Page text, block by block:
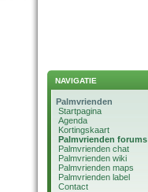
NAVIGATIE
Palmvrienden
Startpagina
Agenda
Kortingskaart
Palmvrienden forums
Palmvrienden chat
Palmvrienden wiki
Palmvrienden maps
Palmvrienden label
Contact